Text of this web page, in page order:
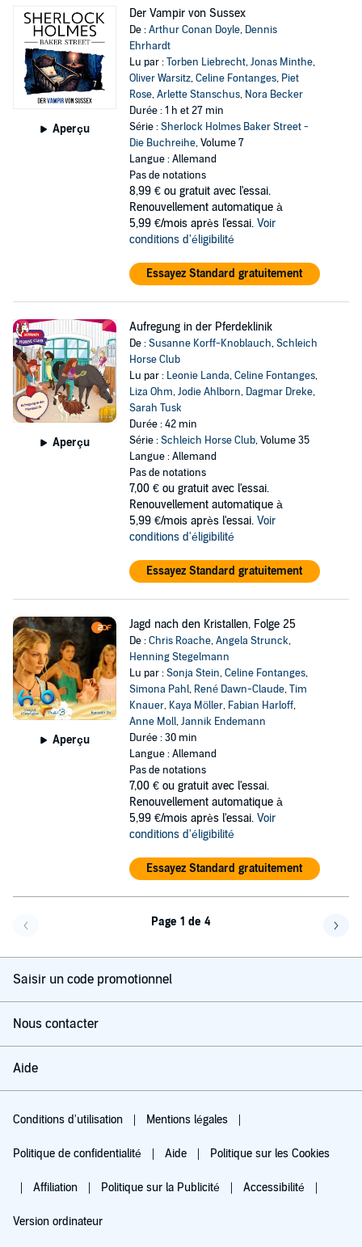
Aperçu
Der Vampir von Sussex
De :Arthur Conan Doyle, Dennis
Ehrhardt
Lu par :Torben Liebrecht,Jonas Minthe,
Oliver Warsitz,Celine Fontanges, Piet
Rose,Arlette Stanschus, Nora Becker
Durée : 1 h et 27 min
Série :Sherlock Holmes Baker Street -
Die Buchreihe, Volume 7
Langue : Allemand
Pas de notations
8,99 € ou gratuit avec l'essai.
Renouvellement automatique à
5,99 €/mois après l'essai. Voir
conditions d'éligibilité
Essayez Standard gratuitement
Aperçu
Aufregung in der Pferdeklinik
De :Susanne Korff-Knoblauch,Schleich
Horse Club
Lu par : Leonie Landa,Celine Fontanges,
Liza Ohm,Jodie Ahlborn, Dagmar Dreke,
Sarah Tusk
Durée : 42 min
Série :Schleich Horse Club, Volume 35
Langue : Allemand
Pas de notations
7,00 € ou gratuit avec l'essai.
Renouvellement automatique à
5,99 €/mois après l'essai. Voir
conditions d'éligibilité
Essayez Standard gratuitement
Aperçu
Jagd nach den Kristallen, Folge 25
De :Chris Roache,Angela Strunck,
Henning Stegelmann
Lu par :Sonja Stein,Celine Fontanges,
Simona Pahl, René Dawn-Claude,Tim
Knauer, Kaya Möller, Fabian Harloff,
Anne Moll,Jannik Endemann
Durée : 30 min
Langue : Allemand
Pas de notations
7,00 € ou gratuit avec l'essai.
Renouvellement automatique à
5,99 €/mois après l'essai. Voir
conditions d'éligibilité
Essayez Standard gratuitement
Page 1 de 4
Saisir un code promotionnel
Nous contacter
Aide
Conditions d'utilisation Mentions légales
Politique de confidentialité Aide Politique sur les Cookies
Affiliation Politique sur la Publicité Accessibilité
Version ordinateur